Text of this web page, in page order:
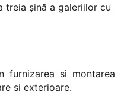
treia șină a galeriilor cu
furnizarea si montarea
si exterioare.